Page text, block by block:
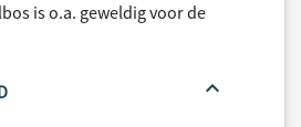
is o.a. geweldig voor de